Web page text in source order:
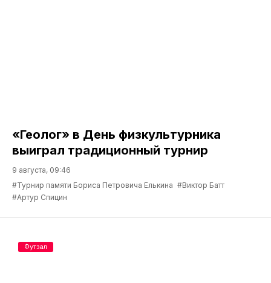
«Геолог» в День физкультурника
выиграл традиционный турнир
9 августа, 09:46
#Турнир памяти Бориса Петровича Елькина #Виктор Батт
#Артур Спицин
Футзал